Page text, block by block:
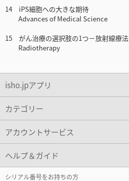
14 iPS細胞への大きな期待
Advances of Medical Science
15 がん治療の選択肢の1つ－放射線療法
Radiotherapy
isho.jpアプリ
カテゴリー
アカウントサービス
ヘルプ＆ガイド
シリアル番号をお持ちの方